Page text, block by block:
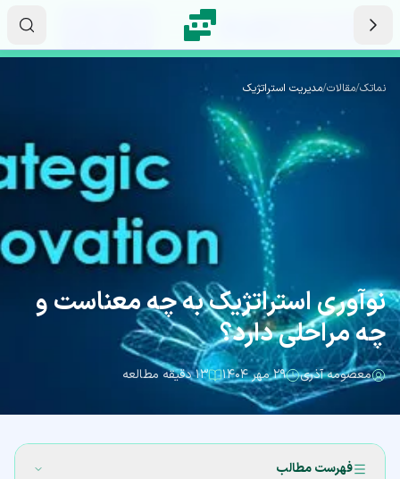
نماتک/مقالات/مدیریت استراتژیک
نوآوری استراتژیک به چه معناست و
چه مراحلی دارد؟
معصومه آذری ۲۹ مهر ۱۴۰۴ ۱۳ دقیقه مطالعه
فهرست مطالب